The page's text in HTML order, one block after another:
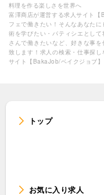
料理を作る楽しさを世界へ
富澤商店が運営する求人サイト
フェで働きたい！そんなあなた
術を学びたい・パティシエとし
さんで働きたいなど、好きな事
致します！求人の検索・仕事探
サイト【BakaJob/ベイクジョブ】
トップ
お気に入り求人